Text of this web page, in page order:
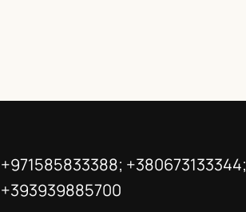
+971585833388; +380673133344;
+393939885700